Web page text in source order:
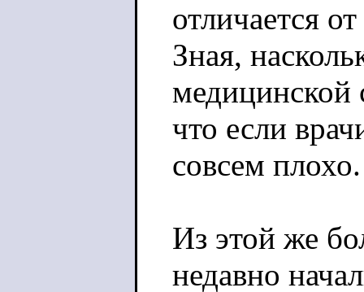
отличается
Зная,
медицинской
что если
совсем плохо.
Из этой же
недавно